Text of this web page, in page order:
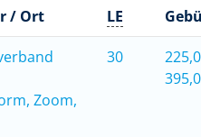
/ Ort LE
Zoom,
30